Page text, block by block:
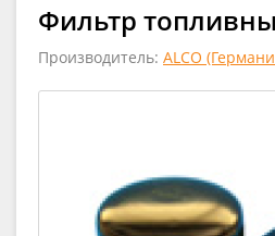
Фильтр
Производитель: ALCO